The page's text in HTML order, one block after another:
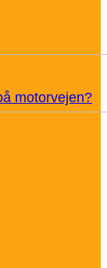
motorvejen?